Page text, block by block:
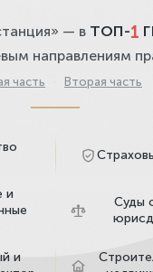
— в ТОП-1
направлениям
часть Вторая часть
и
Суды
и